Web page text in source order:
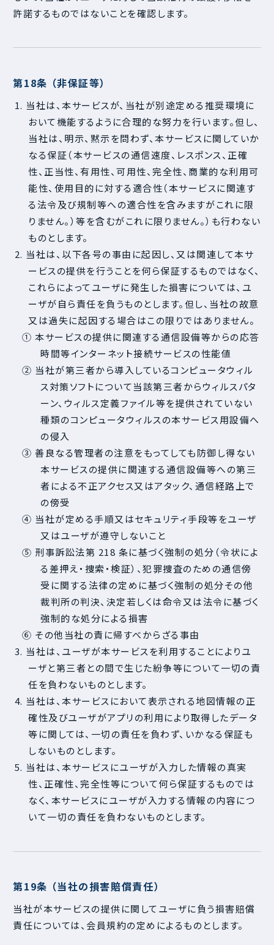
許諾するものではないことを確認します。
第18条 （非保証等）
1. 当社は、本サービスが、当社が別途定める推奨環境に
おいて機能するように合理的な努力を行います。但し、
当社は、明示、黙示を問わず、本サービスに関していか
なる保証（本サービスの通信速度、レスポンス、正確
性、正当性、有用性、可用性、完全性、商業的な利用可
能性、使用目的に対する適合性（本サービスに関連す
る法令及び規制等への適合性を含みますがこれに限
りません。）等を含むがこれに限りません。）も行わない
ものとします。
2. 当社は、以下各号の事由に起因し、又は関連して本サ
ービスの提供を行うことを何ら保証するものではなく、
これらによってユーザに発生した損害については、ユ
ーザが自ら責任を負うものとします。但し、当社の故意
又は過失に起因する場合はこの限りではありません。
① 本サービスの提供に関連する通信設備等からの応答
時間等インターネット接続サービスの性能値
② 当社が第三者から導入しているコンピュータウィル
ス対策ソフトについて当該第三者からウィルスパタ
ーン、ウィルス定義ファイル等を提供されていない
種類のコンピュータウィルスの本サービス用設備へ
の侵入
③ 善良なる管理者の注意をもってしても防御し得ない
本サービスの提供に関連する通信設備等への第三
者による不正アクセス又はアタック、通信経路上で
の傍受
④ 当社が定める手順又はセキュリティ手段等をユーザ
又はユーザが遵守しないこと
⑤ 刑事訴訟法第 218 条に基づく強制の処分（令状によ
る差押え・捜索・検証）、犯罪捜査のための通信傍
受に関する法律の定めに基づく強制の処分その他
裁判所の判決、決定若しくは命令又は法令に基づく
強制的な処分による損害
⑥ その他当社の責に帰すべからざる事由
3. 当社は、ユーザが本サービスを利用することによりユ
ーザと第三者との間で生じた紛争等について一切の責
任を負わないものとします。
4. 当社は、本サービスにおいて表示される地図情報の正
確性及びユーザがアプリの利用により取得したデータ
等に関しては、一切の責任を負わず、いかなる保証も
しないものとします。
5. 当社は、本サービスにユーザが入力した情報の真実
性、正確性、完全性等について何ら保証するものでは
なく、本サービスにユーザが入力する情報の内容につ
いて一切の責任を負わないものとします。
第19条 （当社の損害賠償責任）
当社が本サービスの提供に関してユーザに負う損害賠償
責任については、会員規約の定めによるものとします。